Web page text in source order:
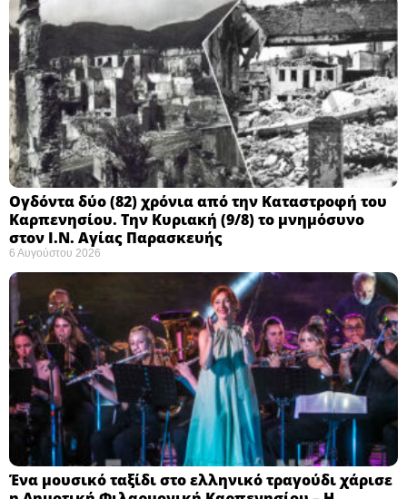
Ογδόντα δύο (82) χρόνια από την Καταστροφή του
Καρπενησίου. Την Κυριακή (9/8) το μνημόσυνο
στον Ι.Ν. Αγίας Παρασκευής
6 Αυγούστου 2026
Ένα μουσικό ταξίδι στο ελληνικό τραγούδι χάρισε